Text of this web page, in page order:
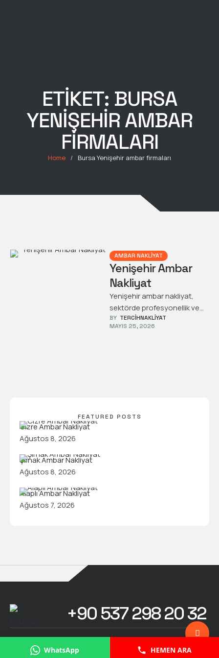
ETIKET: BURSA
YENIŞEHIR AMBAR
FIRMALARI
Home / Bursa Yenişehir ambar firmaları
AMBAR NAKLIYAT
Yenişehir Ambar
Nakliyat
Yenişehir ambar nakliyat,
sektörde profesyonellik ve
güvenle öne çıkan bir
hizmettir. Bu nedenle firmalar,
BY TERCIHNAKLIYAT
MAYIS 25, 2026
FEATURED POSTS
Cizre Ambar Nakliyat
Ağustos 8, 2026
Şırnak Ambar Nakliyat
Ağustos 8, 2026
Alaplı Ambar Nakliyat
Ağustos 7, 2026
+90 537 298 20 32
Tercih Nakliyat
WhatsApp HEMEN ARA